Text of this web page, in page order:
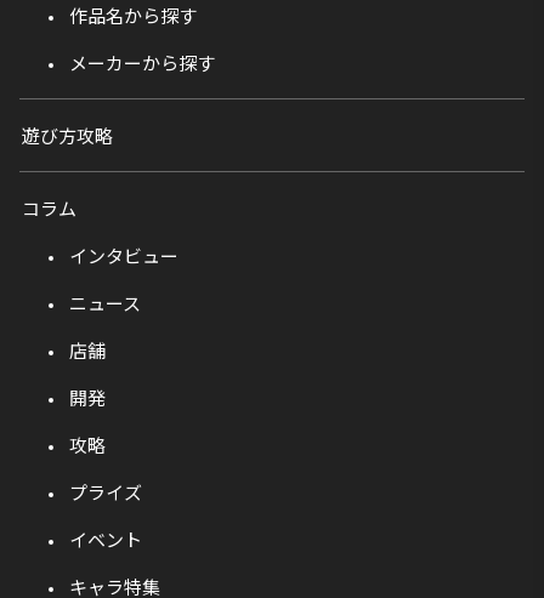
作品名から探す
メーカーから探す
遊び方攻略
コラム
インタビュー
ニュース
店舗
開発
攻略
プライズ
イベント
キャラ特集